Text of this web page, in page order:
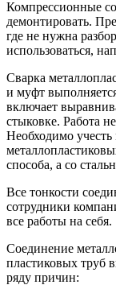
Компрессионные
демонтировать.
где не нужна
использоваться,
Сварка
и муфт
включает
стыковке. Работа
Необходимо
способа, а со
Все тонкости
сотрудники
все работы на себя.
Соединение
пластиковых труб
ряду причин: